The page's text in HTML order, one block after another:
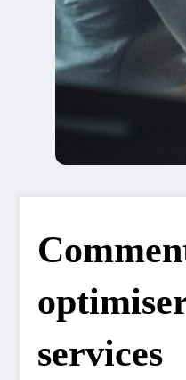
services